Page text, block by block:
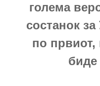
голема
состанок
по првиот,
биде